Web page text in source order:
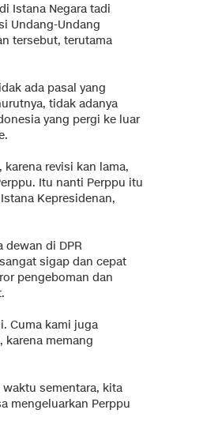
Istana Negara tadi
Undang-Undang
tersebut, terutama
ada pasal yang
tidak adanya
yang pergi ke luar
revisi kan lama,
Itu nanti Perppu itu
Kepresidenan,
di DPR
sigap dan cepat
pengeboman dan
Cuma kami juga
karena memang
sementara, kita
mengeluarkan Perppu